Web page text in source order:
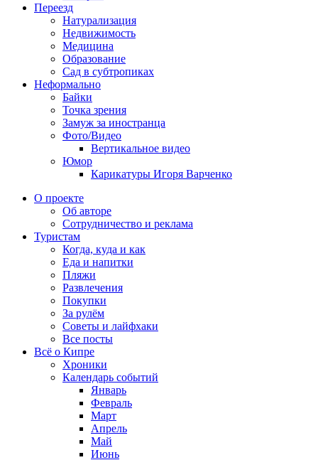
Переезд
Натурализация
Недвижимость
Медицина
Образование
Сад в субтропиках
Неформально
Байки
Точка зрения
Замуж за иностранца
Фото/Видео
Вертикальное видео
Юмор
Карикатуры Игоря Варченко
О проекте
Об авторе
Сотрудничество и реклама
Туристам
Когда, куда и как
Еда и напитки
Пляжи
Развлечения
Покупки
За рулём
Советы и лайфхаки
Все посты
Всё о Кипре
Хроники
Календарь событий
Январь
Февраль
Март
Апрель
Май
Июнь